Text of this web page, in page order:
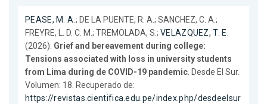
PEASE, M. A.; DE LA PUENTE, R. A.; SANCHEZ, C. A.;
FREYRE, L. D. C. M.; TREMOLADA, S.; VELAZQUEZ, T. E.
(2026). Grief and bereavement during college:
Tensions associated with loss in university students
from Lima during de COVID-19 pandemic. Desde El Sur.
Volumen: 18. Recuperado de:
https://revistas.cientifica.edu.pe/index.php/desdeelsur